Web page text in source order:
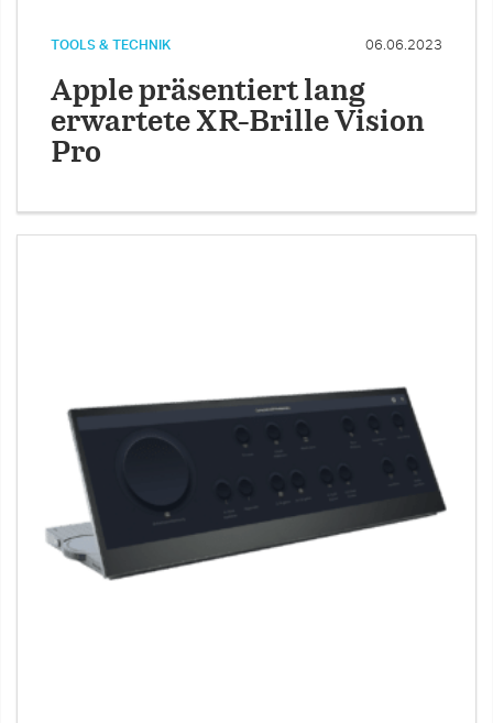
TOOLS & TECHNIK 06.06.2023
Apple präsentiert lang
erwartete XR-Brille Vision
Pro